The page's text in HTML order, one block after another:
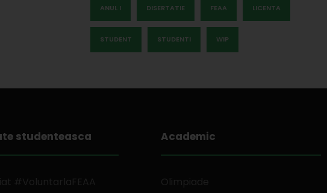
ANUL I DISERTATIE FEAA LICENTA
STUDENT STUDENTI WIP
studenteasca Academic